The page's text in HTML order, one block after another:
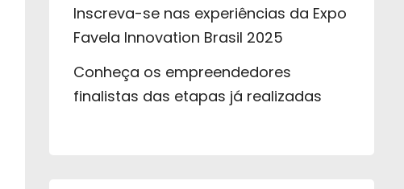
Inscreva-se nas experiências da Expo
Favela Innovation Brasil 2025
Conheça os empreendedores
finalistas das etapas já realizadas